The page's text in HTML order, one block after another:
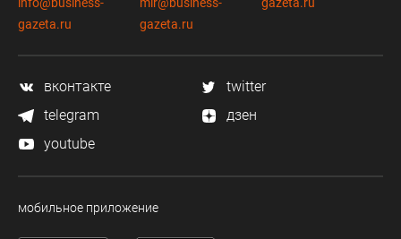
gazeta.ru
gazeta.ru
вконтакте
twitter
telegram
дзен
youtube
мобильное приложение